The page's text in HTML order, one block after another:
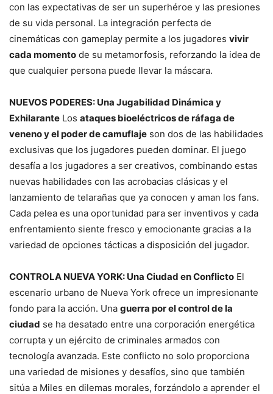
con las expectativas de ser un superhéroe y las presiones
de su vida personal. La integración perfecta de
cinemáticas con gameplay permite a los jugadores vivir
cada momento de su metamorfosis, reforzando la idea de
que cualquier persona puede llevar la máscara.
NUEVOS PODERES: Una Jugabilidad Dinámica y
Exhilarante Los ataques bioeléctricos de ráfaga de
veneno y el poder de camuflaje son dos de las habilidades
exclusivas que los jugadores pueden dominar. El juego
desafía a los jugadores a ser creativos, combinando estas
nuevas habilidades con las acrobacias clásicas y el
lanzamiento de telarañas que ya conocen y aman los fans.
Cada pelea es una oportunidad para ser inventivos y cada
enfrentamiento siente fresco y emocionante gracias a la
variedad de opciones tácticas a disposición del jugador.
CONTROLA NUEVA YORK: Una Ciudad en Conflicto El
escenario urbano de Nueva York ofrece un impresionante
fondo para la acción. Una guerra por el control de la
ciudad se ha desatado entre una corporación energética
corrupta y un ejército de criminales armados con
tecnología avanzada. Este conflicto no solo proporciona
una variedad de misiones y desafíos, sino que también
sitúa a Miles en dilemas morales, forzándolo a aprender el